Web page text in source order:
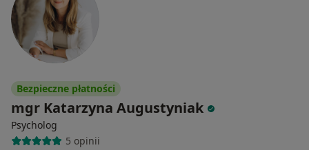
Bezpieczne płatności
mgr Katarzyna Augustyniak
Psycholog
5 opinii